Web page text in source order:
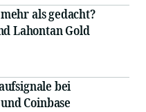
als gedacht?
Lahontan Gold
bei
Coinbase